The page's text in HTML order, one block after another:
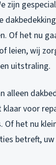
zijn
Of het nu
leien, wij
uitstraling.
alleen
voor
Of het nu
betreft, uw